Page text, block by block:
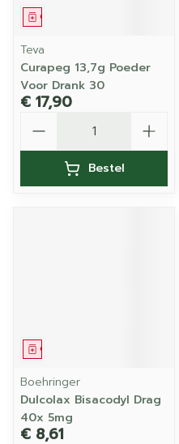
Geneesmiddel
Teva
Curapeg 13,7g Poeder
Voor Drank 30
€ 17,90
Bestel
Geneesmiddel
Boehringer
Dulcolax Bisacodyl Drag
40x 5mg
€ 8,61